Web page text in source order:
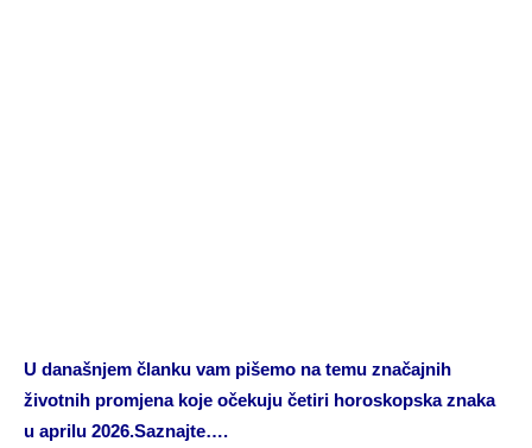
U današnjem članku vam pišemo na temu značajnih
životnih promjena koje očekuju četiri horoskopska znaka
u aprilu 2026.Saznajte….